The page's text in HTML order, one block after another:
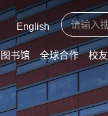
English
图书馆 全球合作 校友